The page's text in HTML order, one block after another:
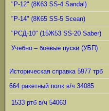
"Р-12" (8К63 SS-4 Sandal)
"Р-14" (8К65 SS-5 Scean)
"РСД-10" (15Ж53 SS-20 Saber)
Учебно – боевые пуски (УБП)
Историческая справка 5977 трб
664 ракетный полк в/ч 34085
1533 ртб в/ч 54063